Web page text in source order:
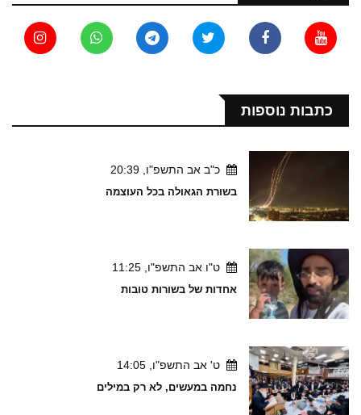
כתבות נוספות
כ"ב אב התשפ"ו, 20:39
בשורת הגאולה בכל העוצמה
ט"ו אב התשפ"ו, 11:25
אחדות של בשורות טובות
ט' אב התשפ"ו, 14:05
נחמה במעשים, לא רק במילים